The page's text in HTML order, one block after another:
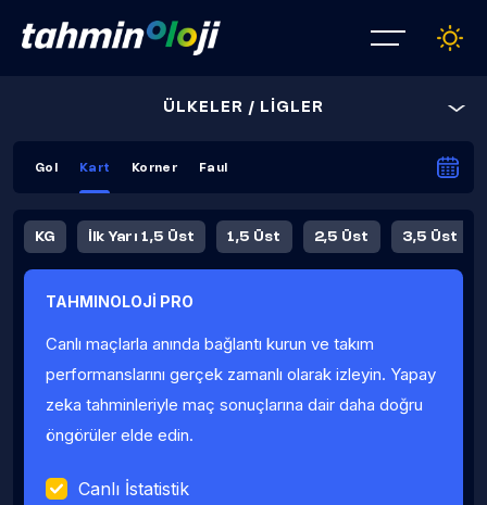
ÜLKELER / LİGLER
Gol Kart Korner Faul
KG İlk Yarı 1,5 Üst 1,5 Üst 2,5 Üst 3,5 Üst
Fauller Ortalama
TAHMINOLOJİ PRO
Canlı maçlarla anında bağlantı kurun ve takım
performanslarını gerçek zamanlı olarak izleyin. Yapay
zeka tahminleriyle maç sonuçlarına dair daha doğru
öngörüler elde edin.
Canlı İstatistik